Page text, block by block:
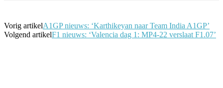
Vorig artikelA1GP nieuws: ‘Karthikeyan naar Team India A1GP’
Volgend artikelF1 nieuws: ‘Valencia dag 1: MP4-22 verslaat F1.07’